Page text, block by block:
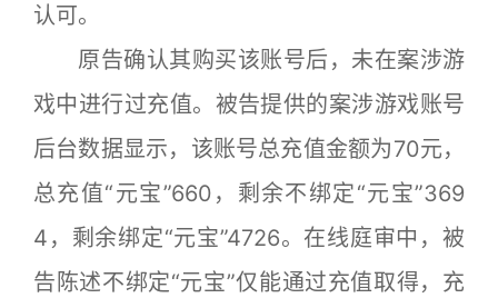
认可。
原告确认其购买该账号后，未在案涉游
戏中进行过充值。被告提供的案涉游戏账号
后台数据显示，该账号总充值金额为70元，
总充值“元宝”660，剩余不绑定“元宝”369
4，剩余绑定“元宝”4726。在线庭审中，被
告陈述不绑定“元宝”仅能通过充值取得，充